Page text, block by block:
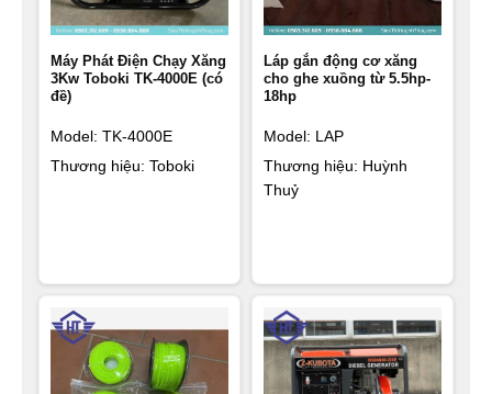
Máy Phát Điện Chạy Xăng
3Kw Toboki TK-4000E (có
đề)
Model: TK-4000E
Thương hiệu: Toboki
Láp gắn động cơ xăng
cho ghe xuồng từ 5.5hp-
18hp
Model: LAP
Thương hiệu: Huỳnh
Thuỷ